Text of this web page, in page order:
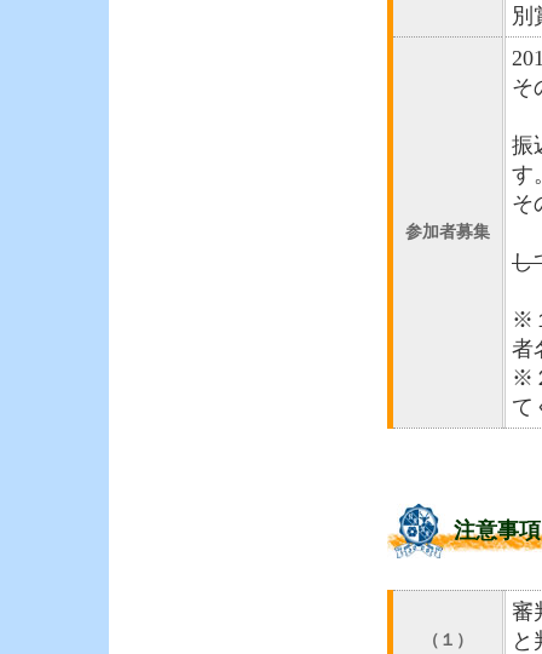
別
参加者募集
そ
振
す
そ
し
※
者
※
て
注意事項
（１）
審
と